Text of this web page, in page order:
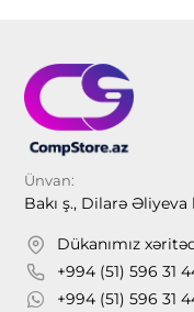
Ünvan:
Bakı ş., Dilarə Əliyeva
Dükanımız
+994 (51) 596 31
+994 (51) 596 31